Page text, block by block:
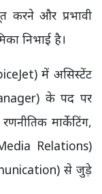
करने और प्रभावी
निभाई है।
में असिस्टेंट
के पद पर
मार्केटिंग,
Relations)
से जुड़े